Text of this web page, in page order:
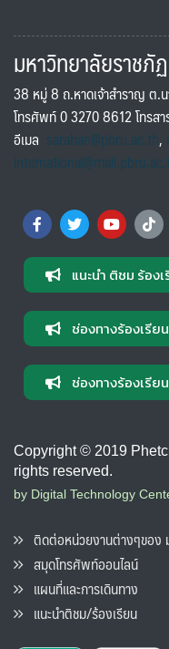
มหาวิทยาลัยราชภั
38 หมู่ 8 ถ.หาดเจ้าสำราญ ต.
โทรศัพท์ 0 3270 8612 โทรส
อีเมล saraban@pbru.ac.th,
แนะนำ ติชม ร้อง
ช่องทางร้องเรีย
ช่องทางร้องเรีย
Copyright © 2019
rights reserved.
by Digital Technology
ติดต่อหน่วยงานต่างๆของ
สมุดโทรศัพท์ออนไลน์
แผนที่และการเดินทาง
แนะนำติชม/ร้องเรียน